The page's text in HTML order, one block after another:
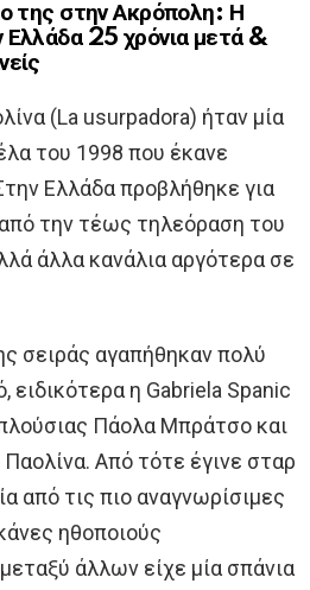
της στην Ακρόπολη: Η
Ελλάδα 25 χρόνια μετά &
(La usurpadora) ήταν μία
του 1998 που έκανε
Ελλάδα προβλήθηκε για
την τέως τηλεόραση του
άλλα κανάλια αργότερα σε
σειράς αγαπήθηκαν πολύ
ειδικότερα η Gabriela Spanic
Πάολα Μπράτσο και
Από τότε έγινε σταρ
από τις πιο αναγνωρίσιμες
ηθοποιούς
άλλων είχε μία σπάνια